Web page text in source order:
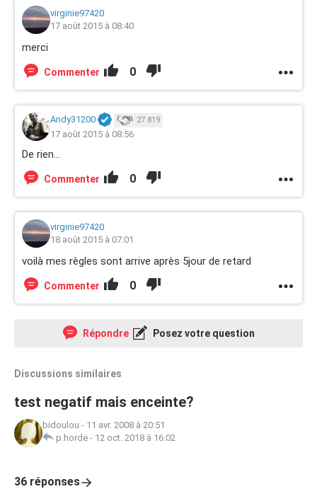
virginie97420
17 août 2015 à 08:40
merci
Commenter 0
Andy31200 27 819
17 août 2015 à 08:56
De rien...
Commenter 0
virginie97420
18 août 2015 à 07:01
voilà mes règles sont arrive après 5jour de retard
Commenter 0
Répondre Posez votre question
Discussions similaires
test negatif mais enceinte?
bidoulou - 11 avr. 2008 à 20:51
p.horde - 12 oct. 2018 à 16:02
36 réponses